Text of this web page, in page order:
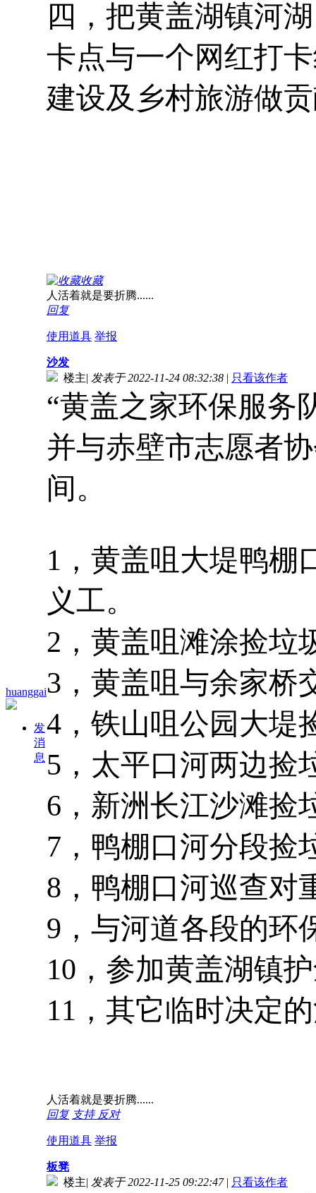
四，把黄盖湖镇河
卡点与一个网红打
建设及乡村旅游做
收藏
人活着就是要折腾......
回复
使用道具 举报
huanggai
发
消
息
沙发
楼主| 发表于 2022-11-24 08:32:38 | 只看该作者
“黄盖之家环保服务
并与赤壁市志愿者
间。
1，黄盖咀大堤鸭棚
义工。
2，黄盖咀滩涂捡垃
3，黄盖咀与余家桥
4，铁山咀公园大堤
5，太平口河两边捡
6，新洲长江沙滩捡
7，鸭棚口河分段捡
8，鸭棚口河巡查对
9，与河道各段的环
10，参加黄盖湖镇
11，其它临时决定
人活着就是要折腾......
回复 支持 反对
使用道具 举报
板凳
楼主| 发表于 2022-11-25 09:22:47 | 只看该作者